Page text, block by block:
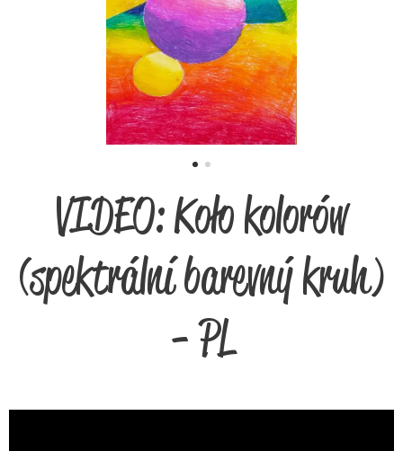
VIDEO: Koło kolorów
(spektrální barevný kruh)
- PL